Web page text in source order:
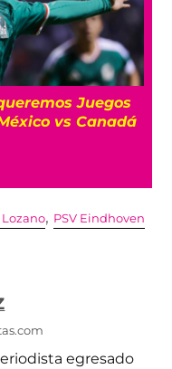
Juegos
vs Canadá
, PSV Eindhoven
egresado